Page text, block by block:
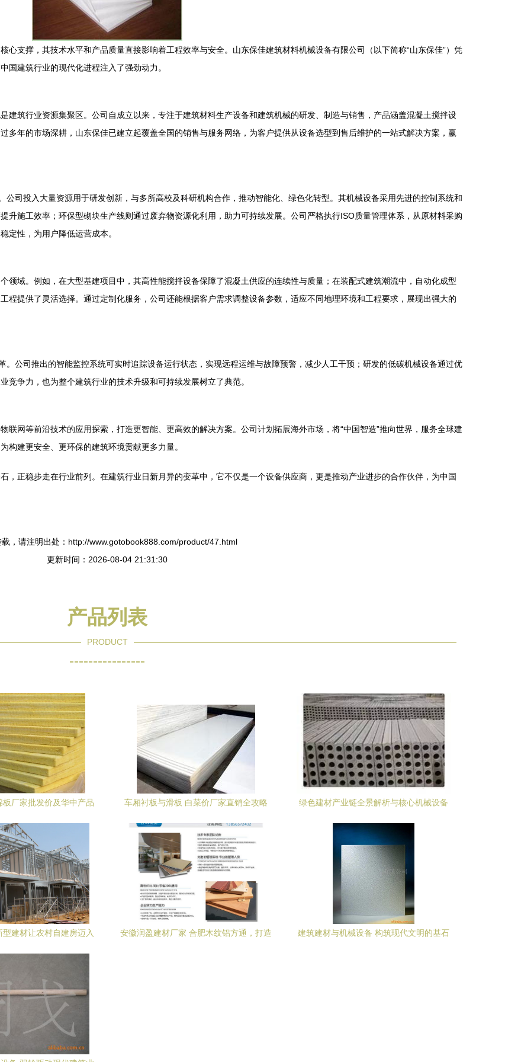
心支撑，其技术水平和产品质量直接影响着工程效率与安全。山东保佳建筑材料机械设备有限公司（以下简称“山东保佳”）凭
国建筑行业的现代化进程注入了强劲动力。
建筑行业资源集聚区。公司自成立以来，专注于建筑材料生产设备和建筑机械的研发、制造与销售，产品涵盖混凝土搅拌设
多年的市场深耕，山东保佳已建立起覆盖全国的销售与服务网络，为客户提供从设备选型到售后维护的一站式解决方案，赢
公司投入大量资源用于研发创新，与多所高校及科研机构合作，推动智能化、绿色化转型。其机械设备采用先进的控制系统和
升施工效率；环保型砌块生产线则通过废弃物资源化利用，助力可持续发展。公司严格执行ISO质量管理体系，从原材料采购
定性，为用户降低运营成本。
领域。例如，在大型基建项目中，其高性能搅拌设备保障了混凝土供应的连续性与质量；在装配式建筑潮流中，自动化成型
程提供了灵活选择。通过定制化服务，公司还能根据客户需求调整设备参数，适应不同地理环境和工程要求，展现出强大的
。公司推出的智能监控系统可实时追踪设备运行状态，实现远程运维与故障预警，减少人工干预；研发的低碳机械设备通过优
争力，也为整个建筑行业的技术升级和可持续发展树立了典范。
联网等前沿技术的应用探索，打造更智能、更高效的解决方案。公司计划拓展海外市场，将“中国智造”推向世界，服务全球建
构建更安全、更环保的建筑环境贡献更多力量。
，正稳步走在行业前列。在建筑行业日新月异的变革中，它不仅是一个设备供应商，更是推动产业进步的合作伙伴，为中国
载，请注明出处：http://www.gotobook888.com/product/47.html
更新时间：2026-08-04 21:31:30
产品列表
PRODUCT
----------------
厂家批发价及华中产品
车厢衬板与滑板 白菜价厂家直销全攻略
绿色建材产业链全景解析与核心机械设备
建材让农村自建房迈入
安徽润盈建材厂家 合肥木纹铝方通，打造
建筑建材与机械设备 构筑现代文明的基石